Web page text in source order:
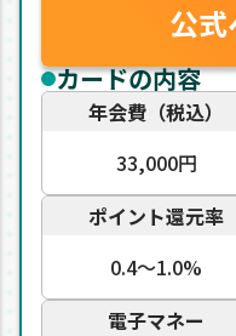
公
カードの内容
年会費（税込）
33,000円
ポイント還元率
0.4〜1.0%
電子マネー